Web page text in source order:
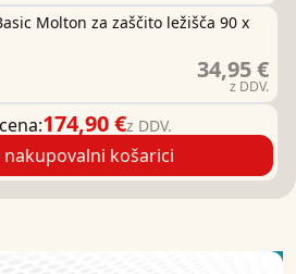
Molton za zaščito ležišča 90 x
34,95 €
z DDV.
174,90 €z DDV.
nakupovalni košarici